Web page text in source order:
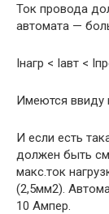
Ток провода
автомата —
Iнагр < Iавт <
Имеются ввиду
И если есть
должен быть
макс.ток
(2,5мм2).
10 Ампер.